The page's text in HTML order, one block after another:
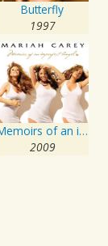
Butterfly
1997
Memoirs of an imperfect Angel
2009